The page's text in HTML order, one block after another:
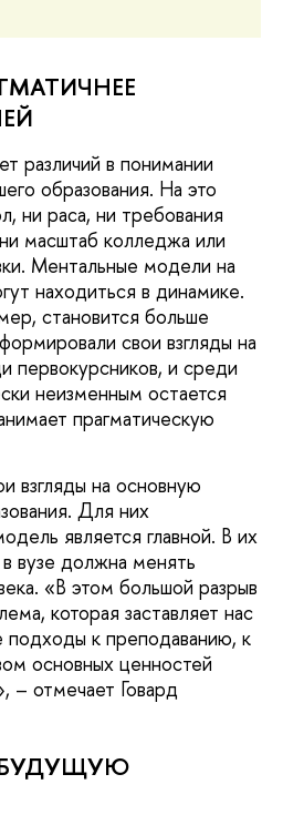
различий в понимании
образования. На это
ни раса, ни требования
масштаб колледжа или
Ментальные модели на
находиться в динамике.
становится больше
свои взгляды на
первокурсников, и среди
неизменным остается
прагматическую
взгляды на основную
Для них
является главной. В их
вузе должна менять
«В этом большой разрыв
которая заставляет нас
к преподаванию, к
основных ценностей
– отмечает Говард
БУДУЩУЮ